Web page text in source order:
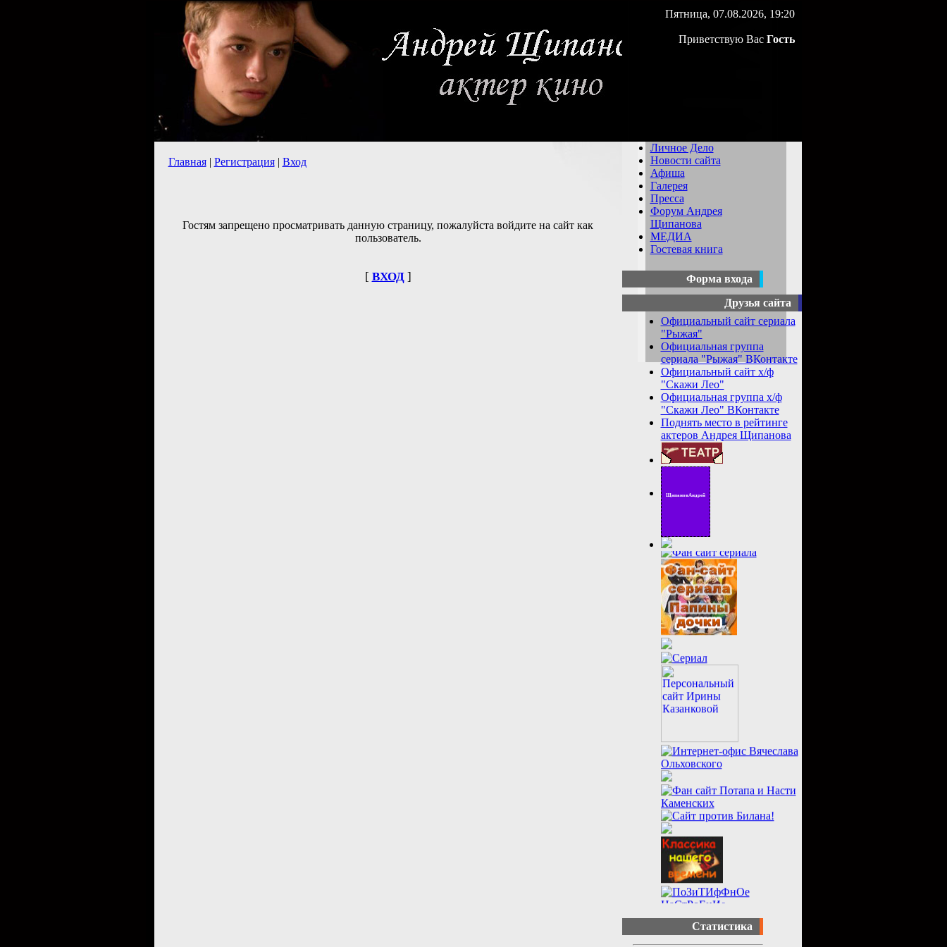
Пятница, 07.08.2026, 19:20
Приветствую Вас Гость
Главная| Регистрация| Вход
Гостям запрещено просматривать данную страницу, пожалуйста войдите на сайт как
пользователь.
[ ВХОД]
Личное Дело
Новости сайта
Афиша
Галерея
Пресса
Форум Андрея
Щипанова
МЕДИА
Гостевая книга
Форма входа
Друзья сайта
Официальный сайт сериала
"Рыжая"
Официальная группа
сериала "Рыжая" ВКонтакте
Официальный сайт х/ф
"Скажи Лео"
Официальная группа х/ф
"Скажи Лео" ВКонтакте
Поднять место в рейтинге
актеров Андрея Щипанова
Статистика